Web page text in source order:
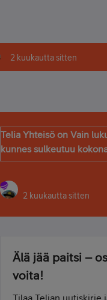
2 kuukautta sitten
Telia Yhteisö on Vain
kunnes sulkeutuu
2 kuukautta sitten
Älä jää paitsi –
voita!
Tilaa Telian uutiskirje